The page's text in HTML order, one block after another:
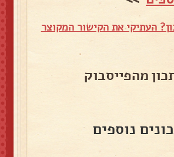
העתיקי את הקישור המקוצר
מהפייסבוק
נוספים